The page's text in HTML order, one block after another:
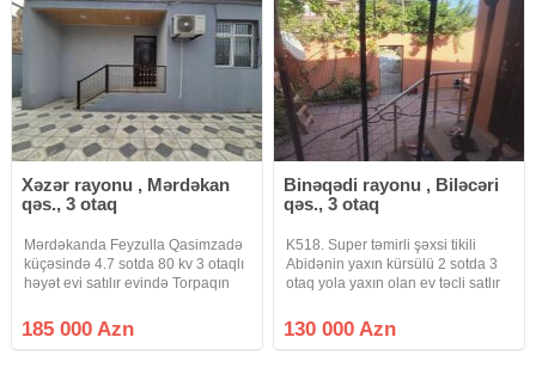
Xəzər rayonu , Mərdəkan
qəs., 3 otaq
Mərdəkanda Feyzulla Qasimzadə
küçəsində 4.7 sotda 80 kv 3 otaqlı
həyət evi satılır evində Torpaqın
daimidi, kamera sistemi,
kondisaner var, torpli pol, kombi
185 000 Azn
Binəqədi rayonu , Biləcəri
qəs., 3 otaq
K518. Super təmirli şəxsi tikili
Abidənin yaxın kürsülü 2 sotda 3
otaq yola yaxın olan ev təcli satlır
vaxt baxmaq olar ciraq əmlak
kanalına abunə olun bütün
130 000 Azn